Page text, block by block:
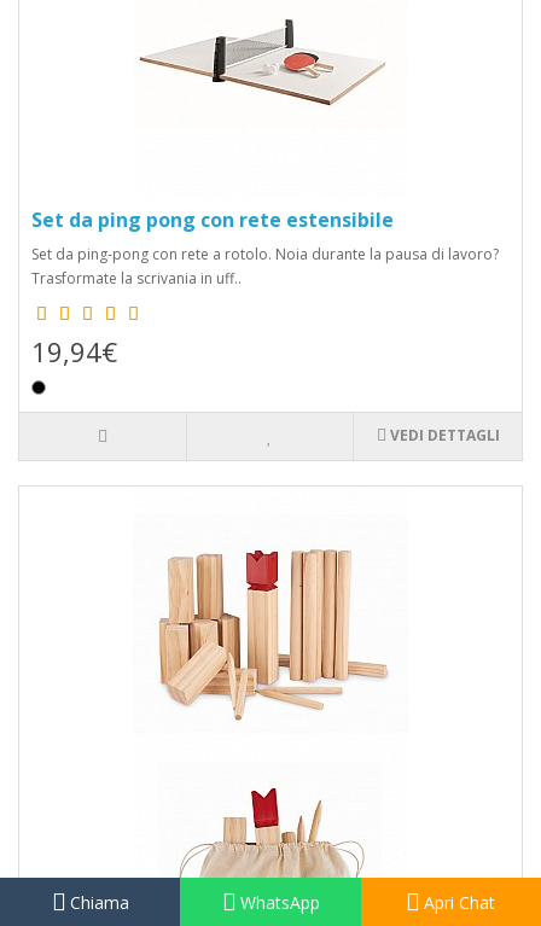
Set da ping pong con rete estensibile
Set da ping-pong con rete a rotolo. Noia durante la pausa di lavoro?
Trasformate la scrivania in uff..
19,94€
VEDI DETTAGLI
Chiama WhatsApp Apri Chat